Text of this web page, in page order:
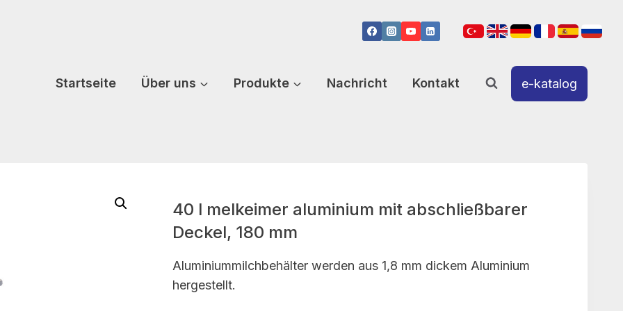
Startseite Über uns Produkte Nachricht Kontakt e-katalog
40 l melkeimer aluminium mit abschließbarer
Deckel, 180 mm
Aluminiummilchbehälter werden aus 1,8 mm dickem Aluminium
hergestellt.